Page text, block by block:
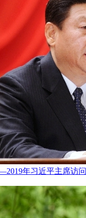
年习近平主席访